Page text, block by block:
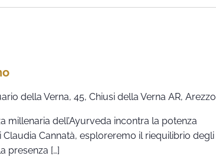
della Verna, 45, Chiusi della Verna AR, Arezzo
millenaria dell’Ayurveda incontra la potenza
Cannatà, esploreremo il riequilibrio degli
presenza […]